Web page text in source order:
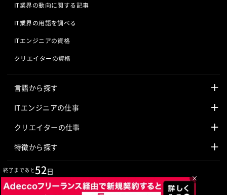
IT業界の動向に関する記事
IT業界の用語を調べる
ITエンジニアの資格
クリエイターの資格
言語から探す
Javaの求人
PHPの求人
Rubyの求人
Objective-Cの求人
jQueryの求人
ITエンジニアの仕事
LAMPエンジニア
Javaエンジニア
サーバーエンジニア
ネットワークエンジニア
クリエイターの仕事
Webディレクター
Webデザイナー
フロントエンドエンジニア
特徴から探す
未経験も活躍中
初心者レベル歓迎
©Adecco2026
×
終了まであと52日